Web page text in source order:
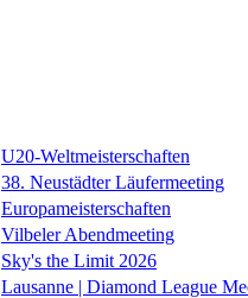
U20-Weltmeisterschaften
38. Neustädter Läufermeeting
Europameisterschaften
Vilbeler Abendmeeting
Sky's the Limit 2026
Lausanne | Diamond League